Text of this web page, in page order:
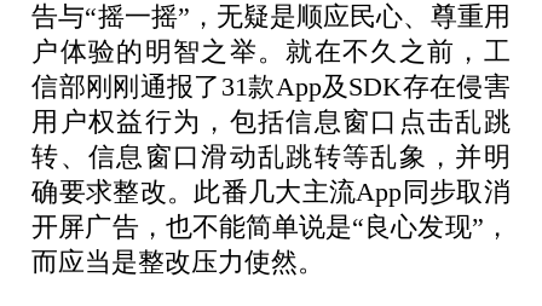
告与“摇一摇”，无疑是顺应民心、尊重用
户体验的明智之举。就在不久之前，工
信部刚刚通报了31款App及SDK存在侵害
用户权益行为，包括信息窗口点击乱跳
转、信息窗口滑动乱跳转等乱象，并明
确要求整改。此番几大主流App同步取消
开屏广告，也不能简单说是“良心发现”，
而应当是整改压力使然。